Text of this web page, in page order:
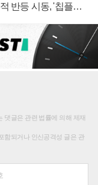
반등 시동, '칩플레
댓글은 관련 법률에 의해 제재
함되거나 인신공격성 글은 관